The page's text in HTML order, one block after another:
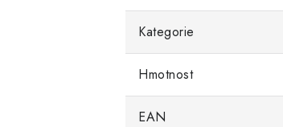
Kategorie
Hmotnost
EAN